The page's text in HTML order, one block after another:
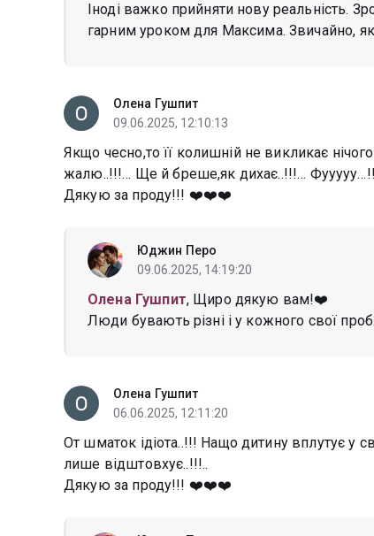
Іноді важко прийняти нову реальність.
гарним уроком для Максима. Звичайно,
Олена Гушпит
09.06.2025, 12:10:13
Якщо чесно,то її колишній не викликає
жалю..!!!… Ще й бреше,як дихає..!!!…
Дякую за проду!!! ❤️❤️❤️
Юджин Перо
09.06.2025, 14:19:20
Олена Гушпит, Щиро дякую вам!❤️
Люди бувають різні і у кожного свої
Олена Гушпит
06.06.2025, 12:11:20
От шматок ідіота..!!! Нащо дитину вплутує у
лише відштовхує..!!!..
Дякую за проду!!! ❤️❤️❤️